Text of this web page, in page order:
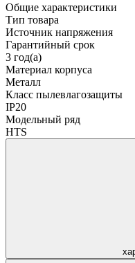
Общие характеристики
Тип товара
Источник напряжения
Гарантийный срок
3 год(а)
Материал корпуса
Металл
Класс пылевлагозащиты
IP20
Модельный ряд
HTS